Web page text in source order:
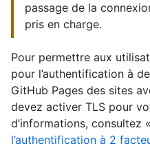
passage de la
pris en charge.
Pour permettre aux
pour l’authentification à
GitHub Pages des sites
devez activer TLS pour
d’informations, consultez «
l’authentification à 2